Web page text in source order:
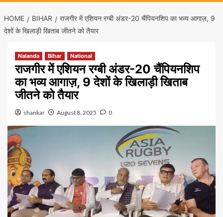
HOME BIHAR
राजगीर में एशियन रग्बी अंडर-20 चैंपियनशिप का भव्य आगाज़, 9
देशों के खिलाड़ी खिताब जीतने को तैयार
Nalanda Bihar National
राजगीर में एशियन रग्बी अंडर-20 चैंपियनशिप
का भव्य आगाज़, 9 देशों के खिलाड़ी खिताब
जीतने को तैयार
shankar August 8, 2025 0